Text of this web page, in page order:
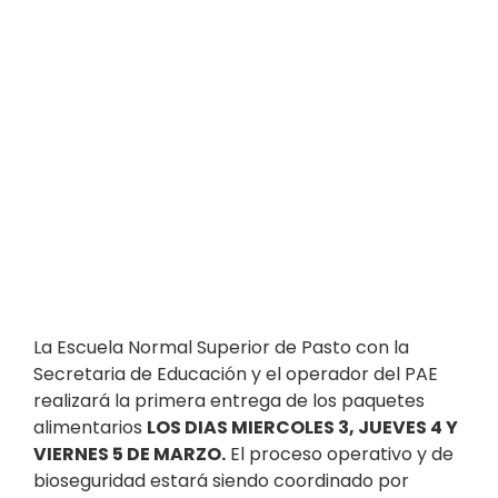
La Escuela Normal Superior de Pasto con la
Secretaria de Educación y el operador del PAE
realizará la primera entrega de los paquetes
alimentarios LOS DIAS MIERCOLES 3, JUEVES 4 Y
VIERNES 5 DE MARZO. El proceso operativo y de
bioseguridad estará siendo coordinado por